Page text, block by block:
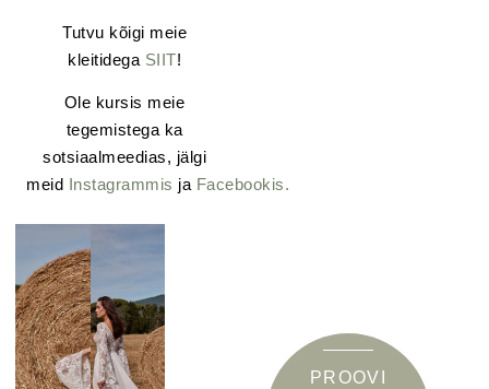
Tutvu kõigi meie
kleitidega SIIT!
Ole kursis meie
tegemistega ka
sotsiaalmeedias, jälgi
meid Instagrammis ja Facebookis.
PROOVI